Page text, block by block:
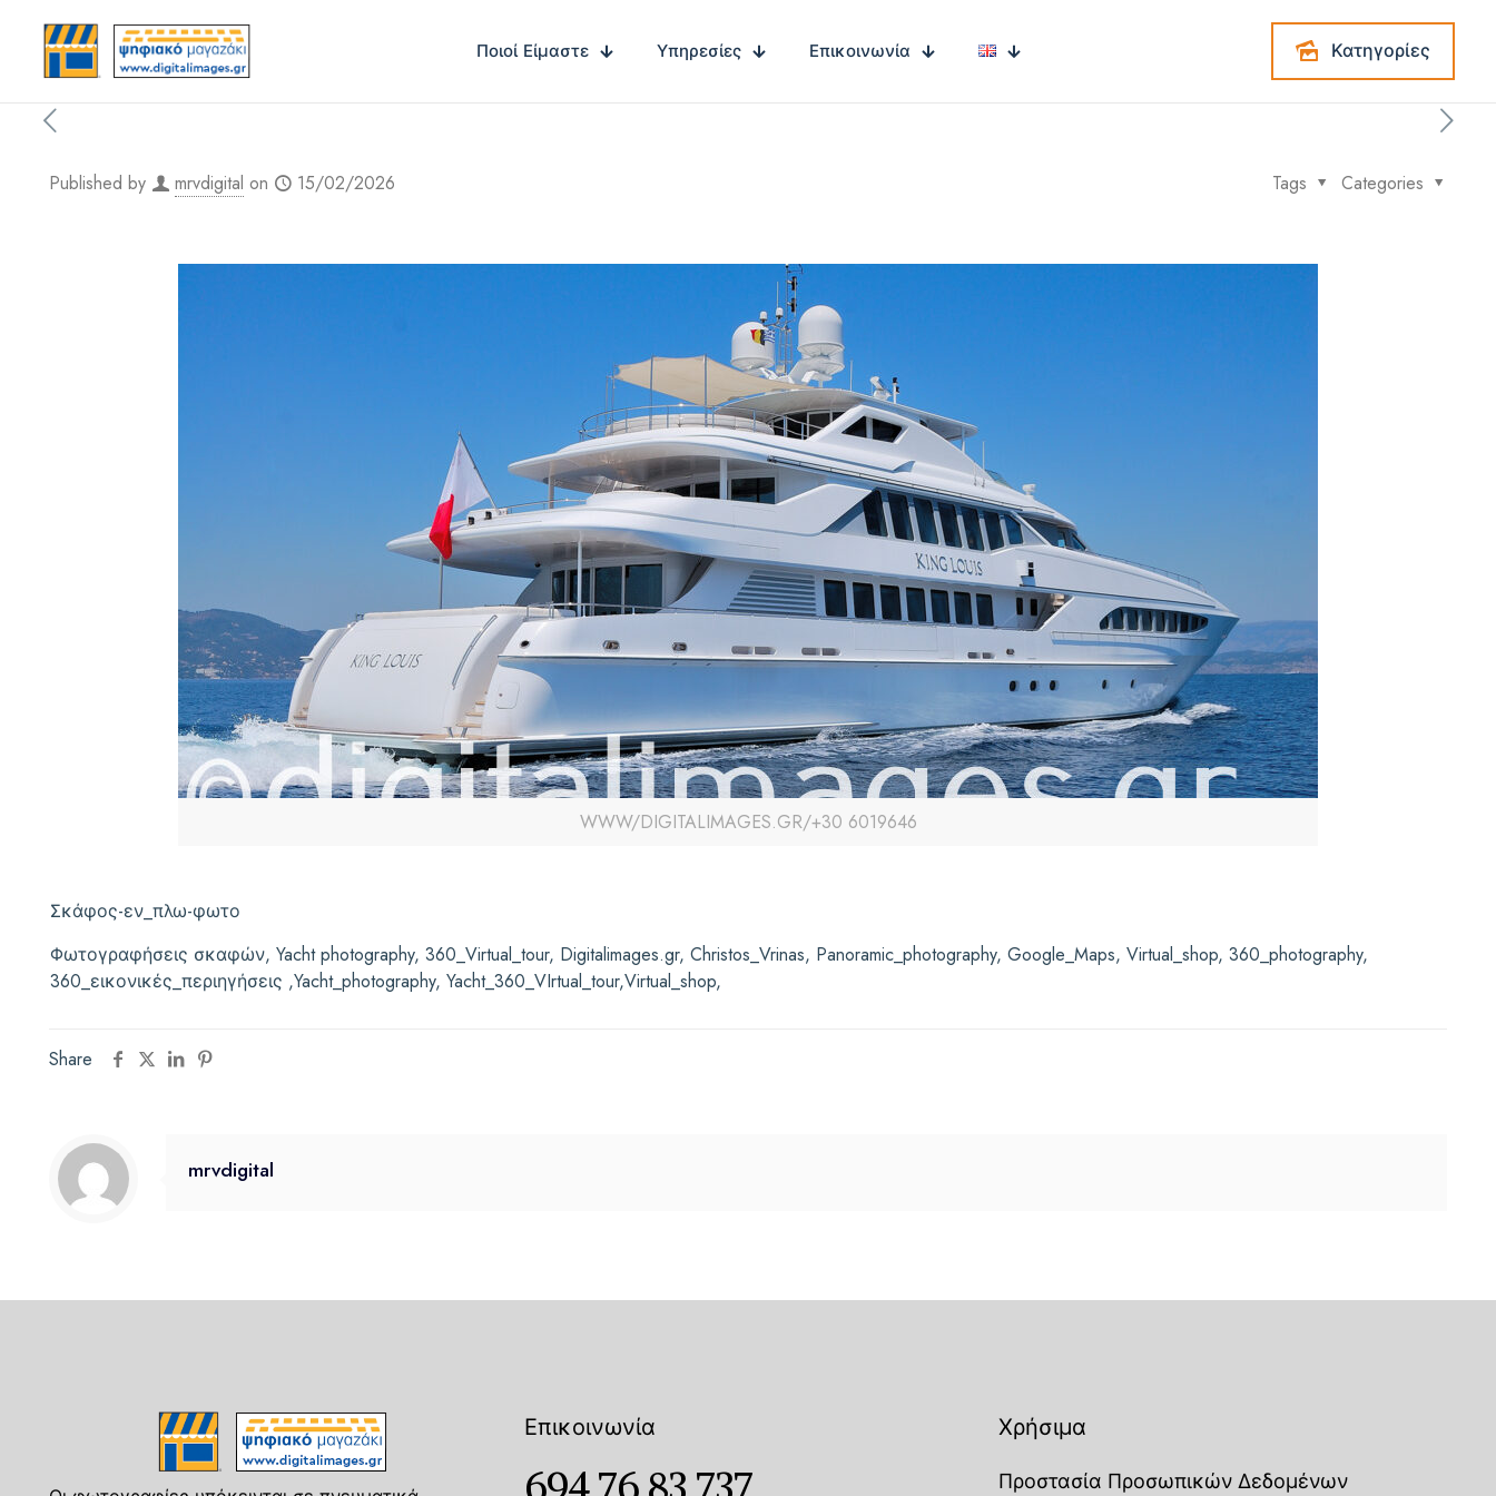
Ποιοί Είμαστε Υπηρεσίες Επικοινωνία Κατηγορίες
Published by mrvdigital on 15/02/2026 Categories
Tags
WWW/DIGITALIMAGES.GR/+30 6019646
Σκάφος-εν_πλω-φωτο
Φωτογραφήσεις σκαφών, Yacht photography, 360_Virtual_tour, Digitalimages.gr, Christos_Vrinas, Panoramic_photography, Google_Maps, Virtual_shop, 360_photography,
360_ εικονικές_περιηγήσεις ,Yacht_photography, Yacht_360_VIrtual_tour,Virtual_shop,
Share
mrvdigital
Επικοινωνία Χρήσιμα
Προστασία Προσωπικών Δεδομένων